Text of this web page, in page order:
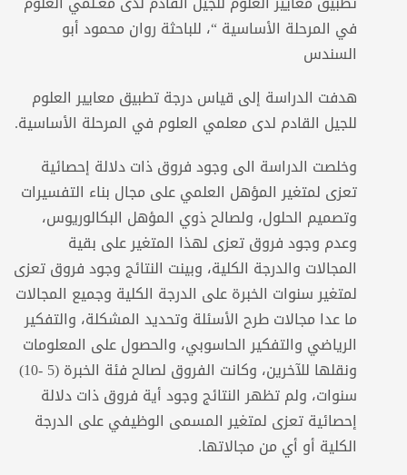
في المرحلة الأساسية “، للباحثة روان محمود أبو
السندس
هدفت الدراسة إلى قياس درجة تطبيق معايير العلوم
للجيل القادم لدى معلمي العلوم في المرحلة الأساسية.
وخلصت الدراسة الى وجود فروق ذات دلالة إحصائية
تعزى لمتغير المؤهل العلمي على مجال بناء التفسيرات
وتصميم الحلول، ولصالح ذوي المؤهل البكالوريوس،
وعدم وجود فروق تعزى لهذا المتغير على بقية
المجالات والدرجة الكلية، وبينت النتائج وجود فروق تعزى
لمتغير سنوات الخبرة على الدرجة الكلية وجميع المجالات
ما عدا مجالات طرح الأسئلة وتحديد المشكلة، والتفكير
الرياضي والتفكير الحاسوبي، والحصول على المعلومات
ونقلها للآخرين، وكانت الفروق لصالح فئة الخبرة (5 -10)
سنوات، ولم تظهر النتائج وجود أية فروق ذات دلالة
إحصائية تعزى لمتغير المسمى الوظيفي على الدرجة
الكلية أو أي من مجالاتها.